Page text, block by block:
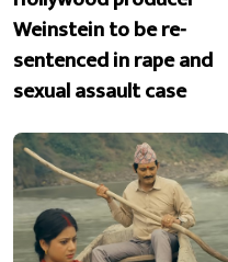
Weinstein to be re-
sentenced in rape and
sexual assault case